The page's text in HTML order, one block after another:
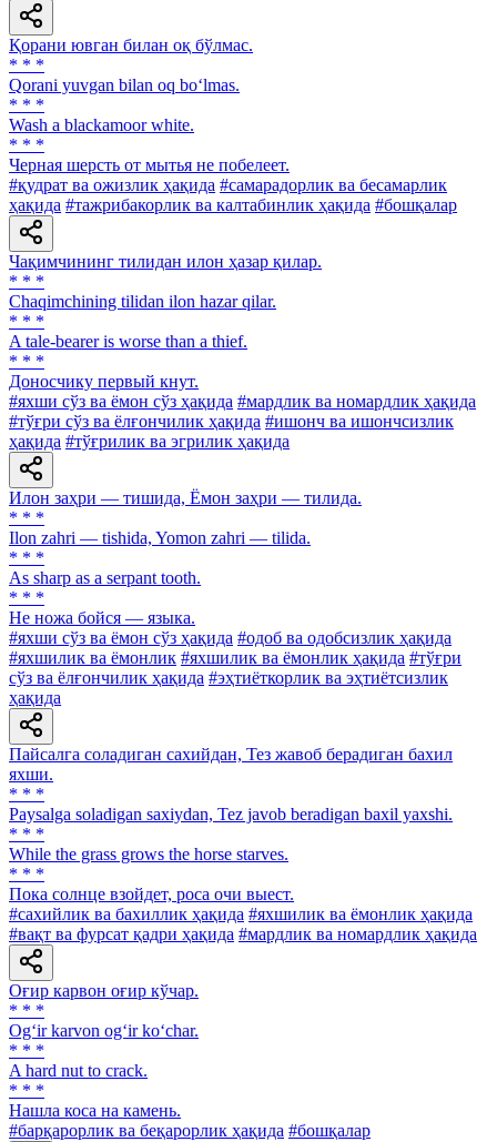
Қорани ювган билан оқ бўлмас.
* * *
Qorani yuvgan bilan oq bo‘lmas.
* * *
Wash a blackamoor white.
* * *
Черная шерсть от мытья не побелеет.
#қудрат ва ожизлик ҳақида #самарадорлик ва бесамарлик
ҳақида #тажрибакорлик ва калтабинлик ҳақида #бошқалар
Чақимчининг тилидан илон ҳазар қилар.
* * *
Chaqimchining tilidan ilon hazar qilar.
* * *
A tale-bearer is worse than a thief.
* * *
Доносчику первый кнут.
#яхши сўз ва ёмон сўз ҳақида #мардлик ва номардлик ҳақида
#тўғри сўз ва ёлғончилик ҳақида #ишонч ва ишончсизлик
ҳақида #тўғрилик ва эгрилик ҳақида
Илон заҳри — тишида, Ёмон заҳри — тилида.
* * *
Ilon zahri — tishida, Yomon zahri — tilida.
* * *
As sharp as a serpant tooth.
* * *
Не ножа бойся — языка.
#яхши сўз ва ёмон сўз ҳақида #одоб ва одобсизлик ҳақида
#яхшилик ва ёмонлик #яхшилик ва ёмонлик ҳақида #тўғри
сўз ва ёлғончилик ҳақида #эҳтиёткорлик ва эҳтиётсизлик
ҳақида
Пайсалга соладиган сахийдан, Тез жавоб берадиган бахил
яхши.
* * *
Paysalga soladigan saxiydan, Tez javob beradigan baxil yaxshi.
* * *
While the grass grows the horse starves.
* * *
Пока солнце взойдет, роса очи выест.
#сахийлик ва бахиллик ҳақида #яхшилик ва ёмонлик ҳақида
#вақт ва фурсат қадри ҳақида #мардлик ва номардлик ҳақида
Оғир карвон оғир кўчар.
* * *
Og‘ir karvon og‘ir ko‘char.
* * *
A hard nut to crack.
* * *
Нашла коса на камень.
#барқарорлик ва беқарорлик ҳақида #бошқалар